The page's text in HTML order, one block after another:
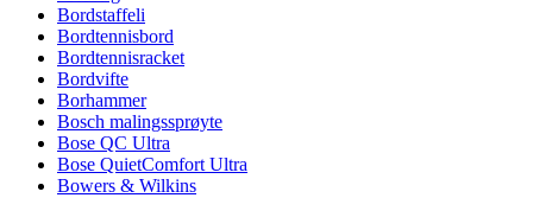
Bordstaffeli
Bordtennisbord
Bordtennisracket
Bordvifte
Borhammer
Bosch malingssprøyte
Bose QC Ultra
Bose QuietComfort Ultra
Bowers & Wilkins